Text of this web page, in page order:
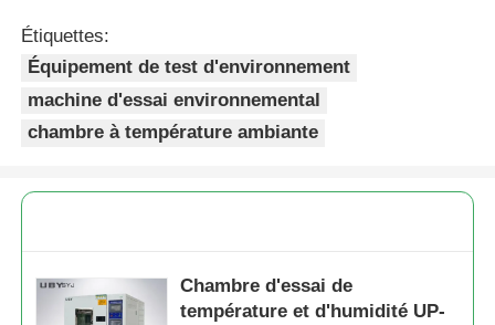
Étiquettes:
Équipement de test d'environnement
machine d'essai environnemental
chambre à température ambiante
Chambre d'essai de
température et d'humidité UP-